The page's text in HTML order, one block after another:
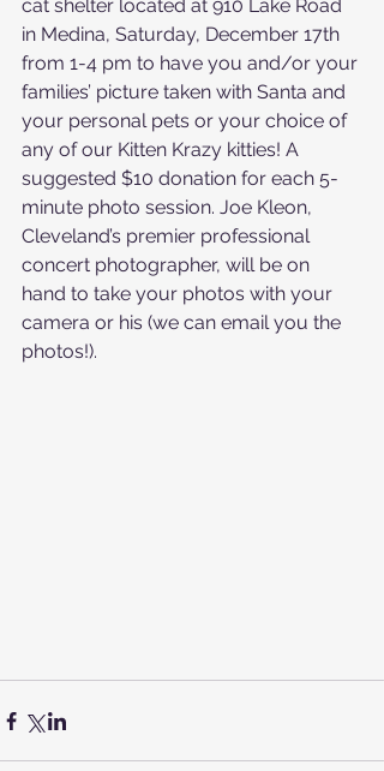
cat shelter located at 910 Lake Road
in Medina, Saturday, December 17th
from 1-4 pm to have you and/or your
families’ picture taken with Santa and
your personal pets or your choice of
any of our Kitten Krazy kitties! A
suggested $10 donation for each 5-
minute photo session. Joe Kleon,
Cleveland’s premier professional
concert photographer, will be on
hand to take your photos with your
camera or his (we can email you the
photos!).